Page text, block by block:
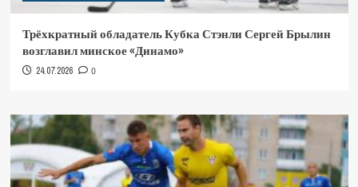
Трёхкратный обладатель Кубка Стэнли Сергей Брылин
возглавил минское «Динамо»
24.07.2026 0